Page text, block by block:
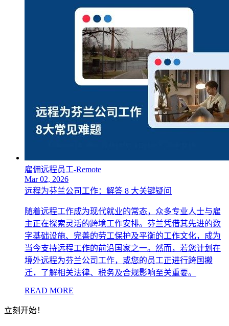
雇佣远程员工-Remote
Mar 02, 2026
远程为芬兰公司工作：解答 8 大关键疑问
随着远程工作成为现代就业的常态，众多专业人士与雇
主正在探索灵活的跨境工作安排。芬兰凭借其先进的数
字基础设施、完善的劳工保护及平衡的工作文化，成为
当今支持远程工作的前沿国家之一。然而，若您计划在
境外远程为芬兰公司工作，或您的员工正进行跨国搬
迁，了解相关法律、税务及合规影响至关重要。
READ MORE
立刻开始！